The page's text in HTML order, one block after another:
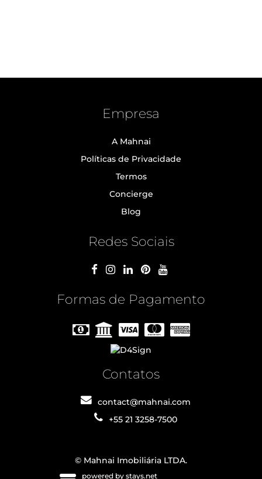
Empresa
A Mahnai
Políticas de Privacidade
Termos
Concierge
Blog
Redes Sociais
Formas de Pagamento
Contatos
contact@mahnai.com
+55 21 3258-7500
© Mahnai Imobiliária LTDA.
powered by stays.net